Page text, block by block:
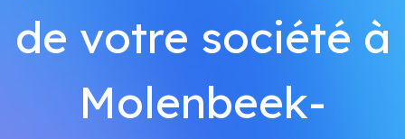
de votre société à
Molenbeek-